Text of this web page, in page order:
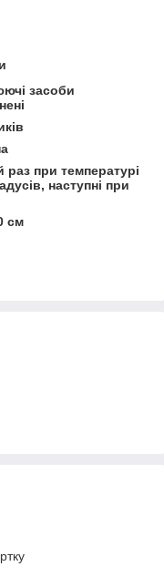
засоби
при температурі
наступні при
см